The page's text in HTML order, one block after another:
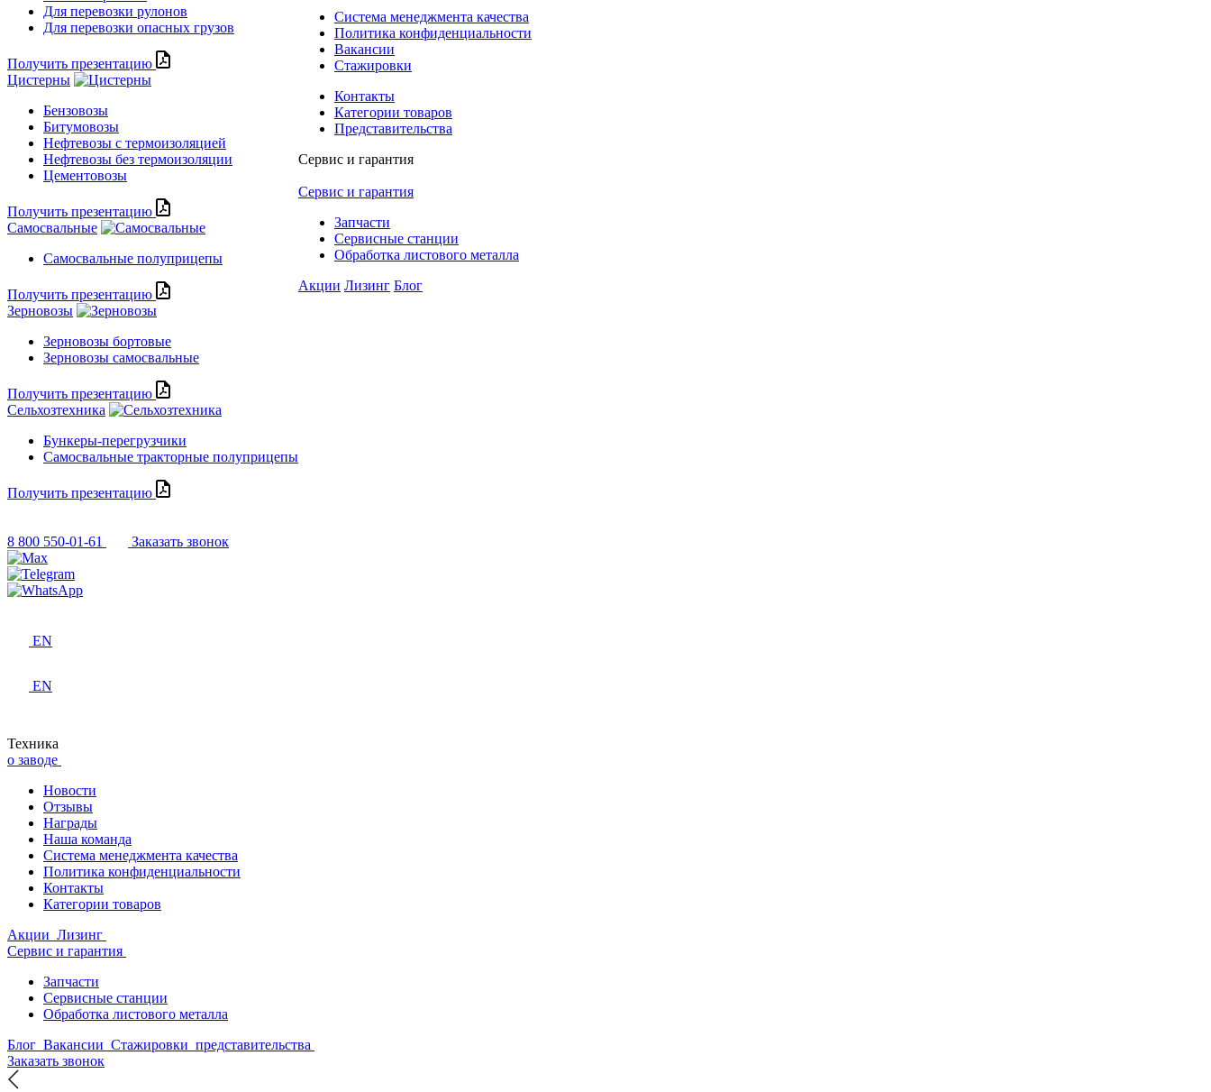
Для перевозки рулонов
Для перевозки опасных грузов
Получить презентацию
Цистерны
Бензовозы
Битумовозы
Нефтевозы с термоизоляцией
Нефтевозы без термоизоляции
Цементовозы
Получить презентацию
Самосвальные
Самосвальные полуприцепы
Получить презентацию
Зерновозы
Зерновозы бортовые
Зерновозы самосвальные
Получить презентацию
Сельхозтехника
Бункеры-перегрузчики
Самосвальные тракторные полуприцепы
Получить презентацию
Система менеджмента качества
Политика конфиденциальности
Вакансии
Стажировки
Контакты
Категории товаров
Представительства
Сервис и гарантия
Сервис и гарантия
Запчасти
Сервисные станции
Обработка листового металла
Акции Лизинг Блог
8 800 550-01-61 Заказать звонок
EN
EN
Техника
о заводе
Новости
Отзывы
Награды
Наша команда
Система менеджмента качества
Политика конфиденциальности
Контакты
Категории товаров
Акции Лизинг
Сервис и гарантия
Запчасти
Сервисные станции
Обработка листового металла
Блог Вакансии Стажировки представительства
Заказать звонок